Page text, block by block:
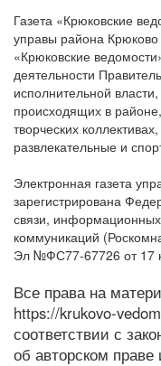
Газета «Крюковские
управы района
«Крюковские
деятельности
исполнительной
происходящих в
творческих
развлекательные и
Электронная газета
зарегистрирована
связи,
коммуникаций
Эл №ФС77-67726 от 17
Все права на
https://krukovo-
соответствии с
об авторском